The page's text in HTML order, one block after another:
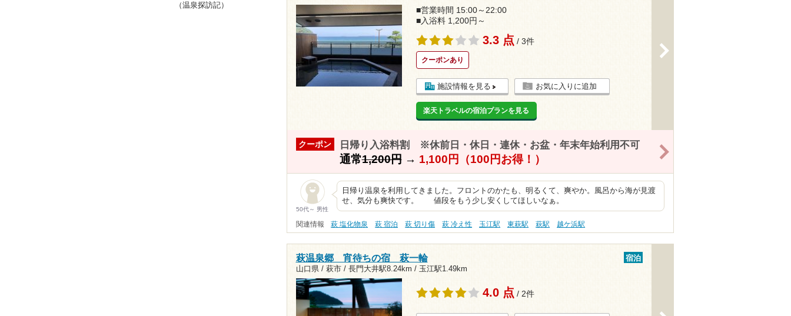
■営業時間 15:00～22:00
■入浴料 1,200円～
3.3 点 / 3件
クーポンあり
施設情報を見る お気に入りに追加
楽天トラベルの宿泊プランを見る
クーポン 日帰り入浴料割 ※休前日・休日・連休・お盆・年末年始利用不可
通常1,200円→ 1,100円（100円お得！）
50代～ 男性
日帰り温泉を利用してきました。フロントのかたも、明るくて、爽やか。風呂から海が見渡
せ、気分も爽快です。 値段をもう少し安くしてほしいなぁ。
関連情報 萩 塩化物泉 萩 宿泊 萩 切り傷 萩 冷え性 玉江駅 東萩駅 萩駅 越ケ浜駅
萩温泉郷 宵待ちの宿 萩一輪
山口県 / 萩市 / 長門大井駅8.24km / 玉江駅1.49km
宿泊
4.0 点 / 2件
（温泉探訪記）